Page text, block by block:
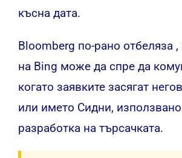
късна дата.
Bloomberg по-рано отбеляза ,
на Bing може да спре да
когато заявките засягат
или името Сидни,
разработка на търсачката.